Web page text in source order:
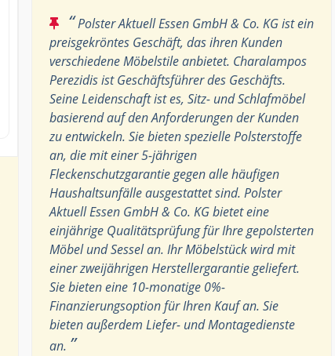
“Polster Aktuell Essen GmbH & Co. KG ist ein
preisgekröntes Geschäft, das ihren Kunden
verschiedene Möbelstile anbietet. Charalampos
Perezidis ist Geschäftsführer des Geschäfts.
Seine Leidenschaft ist es, Sitz- und Schlafmöbel
basierend auf den Anforderungen der Kunden
zu entwickeln. Sie bieten spezielle Polsterstoffe
an, die mit einer 5-jährigen
Fleckenschutzgarantie gegen alle häufigen
Haushaltsunfälle ausgestattet sind. Polster
Aktuell Essen GmbH & Co. KG bietet eine
einjährige Qualitätsprüfung für Ihre gepolsterten
Möbel und Sessel an. Ihr Möbelstück wird mit
einer zweijährigen Herstellergarantie geliefert.
Sie bieten eine 10-monatige 0%-
Finanzierungsoption für Ihren Kauf an. Sie
bieten außerdem Liefer- und Montagedienste
an. ”